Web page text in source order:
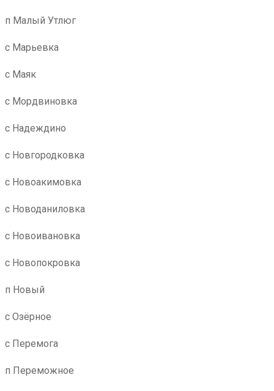
п Малый Утлюг
с Марьевка
с Маяк
с Мордвиновка
с Надеждино
с Новгородковка
с Новоакимовка
с Новоданиловка
с Новоивановка
с Новопокровка
п Новый
с Озёрное
с Перемога
п Переможное